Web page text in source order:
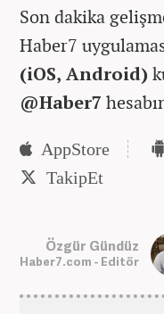
Son dakika
Haber7
(iOS, Android)
@Haber7
App Store
Takip Et
Özgür Gündüz
Haber7.com - Editör